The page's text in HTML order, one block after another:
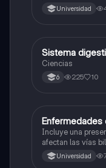
Universidad
Biologia
Sistema
Ciencias
6 225 10
Biologia
Enfermedades
Incluye una
afectan las vías
Además, habla
proceso
Universidad